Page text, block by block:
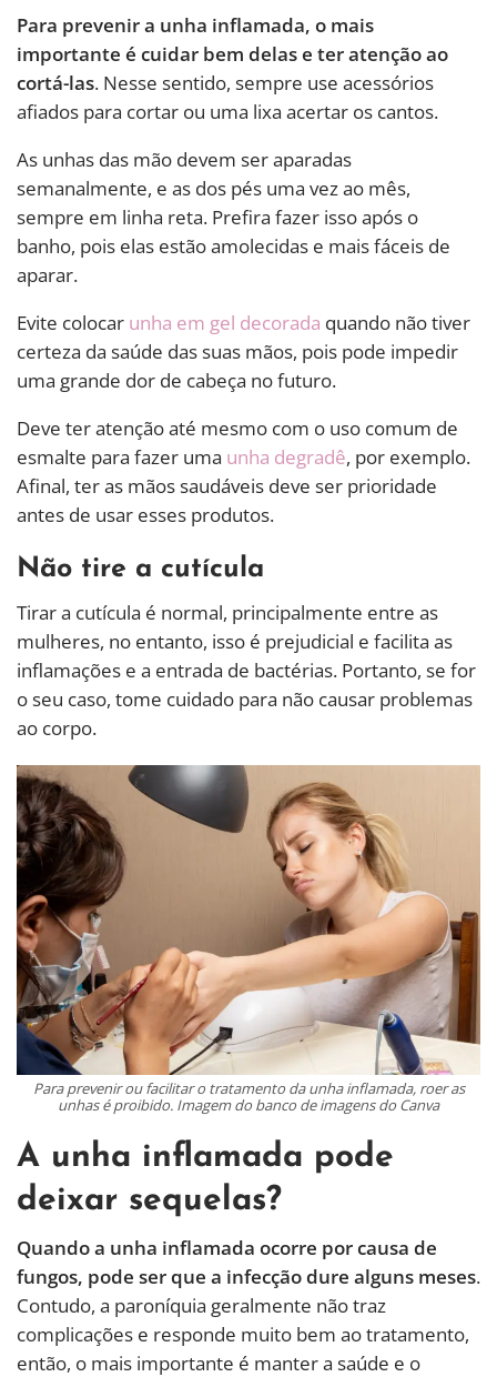
Para prevenir a unha inflamada, o mais
importante é cuidar bem delas e ter atenção ao
cortá-las. Nesse sentido, sempre use acessórios
afiados para cortar ou uma lixa acertar os cantos.
As unhas das mão devem ser aparadas
semanalmente, e as dos pés uma vez ao mês,
sempre em linha reta. Prefira fazer isso após o
banho, pois elas estão amolecidas e mais fáceis de
aparar.
Evite colocar unha em gel decorada quando não tiver
certeza da saúde das suas mãos, pois pode impedir
uma grande dor de cabeça no futuro.
Deve ter atenção até mesmo com o uso comum de
esmalte para fazer uma unha degradê, por exemplo.
Afinal, ter as mãos saudáveis deve ser prioridade
antes de usar esses produtos.
Não tire a cutícula
Tirar a cutícula é normal, principalmente entre as
mulheres, no entanto, isso é prejudicial e facilita as
inflamações e a entrada de bactérias. Portanto, se for
o seu caso, tome cuidado para não causar problemas
ao corpo.
Para prevenir ou facilitar o tratamento da unha inflamada, roer as
unhas é proibido. Imagem do banco de imagens do Canva
A unha inflamada pode
deixar sequelas?
Quando a unha inflamada ocorre por causa de
fungos, pode ser que a infecção dure alguns meses.
Contudo, a paroníquia geralmente não traz
complicações e responde muito bem ao tratamento,
então, o mais importante é manter a saúde e o